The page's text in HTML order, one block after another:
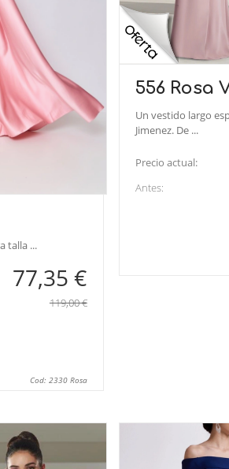
talla ...
77,35 €
119,00 €
Cod: 2330 Rosa
556 Rosa
Un vestido largo
Jimenez. De ...
Precio actual:
Antes: